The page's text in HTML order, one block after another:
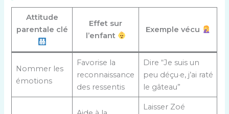
Attitude
parentale clé
Effet sur
l’enfant
Exemple vécu
Nommer les
émotions
Favorise la
reconnaissance
des ressentis
Dire “Je suis un
peu déçu·e, j’ai raté
le gâteau”
Laisser Zoé